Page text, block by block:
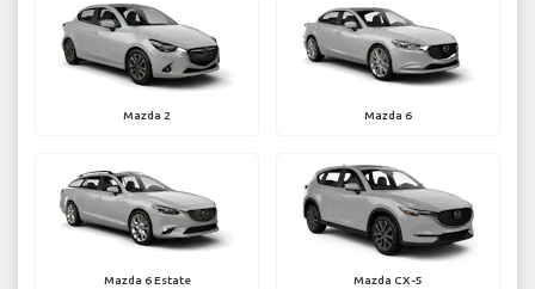
Mazda 2 Mazda 6
Mazda 6 Estate Mazda CX-5